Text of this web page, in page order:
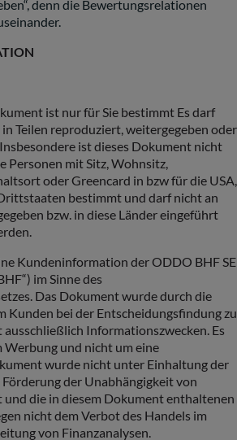
denn die Bewertungsrelationen
ist nur für Sie bestimmt Es darf
Teilen reproduziert, weitergegeben oder
ist dieses Dokument nicht
Personen mit Sitz, Wohnsitz,
oder Greencard in bzw für die USA,
bestimmt und darf nicht an
bzw. in diese Länder eingeführt
Kundeninformation der ODDO BHF SE
im Sinne des
Das Dokument wurde durch die
Kunden bei der Entscheidungsfindung zu
Informationszwecken. Es
Werbung und nicht um eine
wurde nicht unter Einhaltung der
der Unabhängigkeit von
und die in diesem Dokument enthaltenen
nicht dem Verbot des Handels im
von Finanzanalysen.